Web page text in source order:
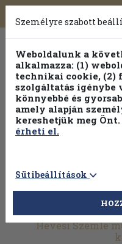
Toggle
navigation
Hevesi Szemle
Személyre szabott
Weboldalunk a
alkalmazza: (1)
technikai cookie, (2)
szolgáltatás igénybe
könnyebbé és
amely alapján
kereshetjük meg Önt.
érheti el.
Sütibeállítások